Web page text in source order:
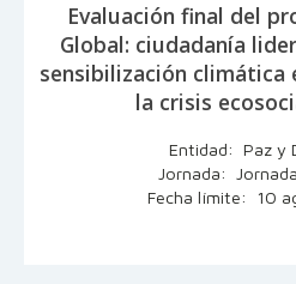
Evaluación final del
Global: ciudadanía
sensibilización climática
la crisis
Entidad: Paz y
Jornada:
Fecha límite: 10